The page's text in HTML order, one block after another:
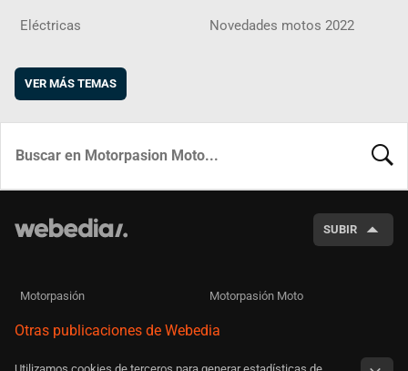
Eléctricas Novedades motos 2022
VER MÁS TEMAS
SUBIR
Motorpasión Motorpasión Moto
Otras publicaciones de Webedia